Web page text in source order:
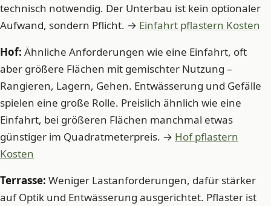
technisch notwendig. Der Unterbau ist kein optionaler
Aufwand, sondern Pflicht. → Einfahrt pflastern Kosten
Hof: Ähnliche Anforderungen wie eine Einfahrt, oft
aber größere Flächen mit gemischter Nutzung –
Rangieren, Lagern, Gehen. Entwässerung und Gefälle
spielen eine große Rolle. Preislich ähnlich wie eine
Einfahrt, bei größeren Flächen manchmal etwas
günstiger im Quadratmeterpreis. → Hof pflastern
Kosten
Terrasse: Weniger Lastanforderungen, dafür stärker
auf Optik und Entwässerung ausgerichtet. Pflaster ist